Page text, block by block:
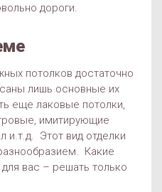
дороги.
потолков достаточно
лишь основные их
еще лаковые потолки,
имитирующие
и.т.д. Этот вид отделки
Какие
вас – решать только